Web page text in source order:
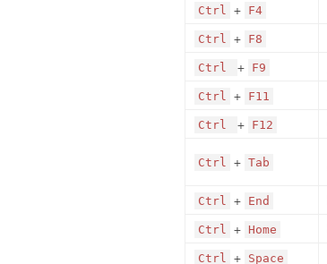
Ctrl + F4
Ctrl + F8
Ctrl + F9
Ctrl + F11
Ctrl + F12
Ctrl + Tab
Ctrl + End
Ctrl + Home
Ctrl + Space